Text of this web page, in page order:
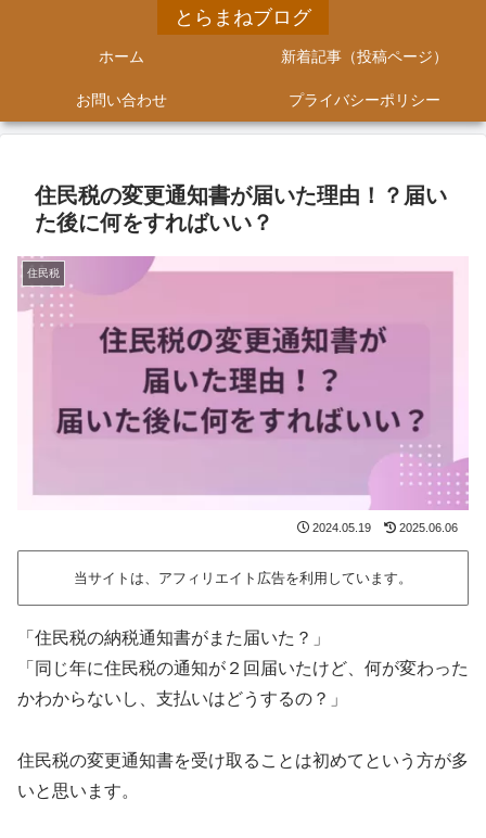
とらまねブログ
ホーム 新着記事（投稿ページ）
お問い合わせ プライバシーポリシー
住民税の変更通知書が届いた理由！？届い
た後に何をすればいい？
住民税
2024.05.19 2025.06.06
当サイトは、アフィリエイト広告を利用しています。
「住民税の納税通知書がまた届いた？」
「同じ年に住民税の通知が２回届いたけど、何が変わった
かわからないし、支払いはどうするの？」
住民税の変更通知書を受け取ることは初めてという方が多
いと思います。